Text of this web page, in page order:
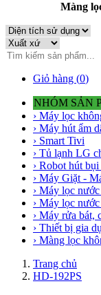
Màng
Giỏ hàng (0)
NHÓM SẢN
› Máy lọc
› Máy hút ẩm
› Smart Tivi
› Tủ lạnh LG
› Robot hút
› Máy Giặt -
› Máy lọc
› Máy lọc
› Máy rửa bát,
› Thiết bị gia
› Màng lọc
Trang chủ
HD-192PS